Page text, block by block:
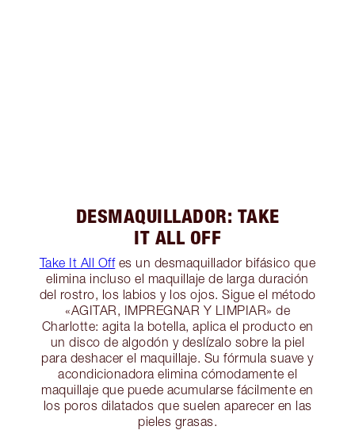
DESMAQUILLADOR: TAKE
IT ALL OFF
Take It All Offes un desmaquillador bifásico que
elimina incluso el maquillaje de larga duración
del rostro, los labios y los ojos. Sigue el método
«AGITAR, IMPREGNAR Y LIMPIAR» de
Charlotte: agita la botella, aplica el producto en
un disco de algodón y deslízalo sobre la piel
para deshacer el maquillaje. Su fórmula suave y
acondicionadora elimina cómodamente el
maquillaje que puede acumularse fácilmente en
los poros dilatados que suelen aparecer en las
pieles grasas.